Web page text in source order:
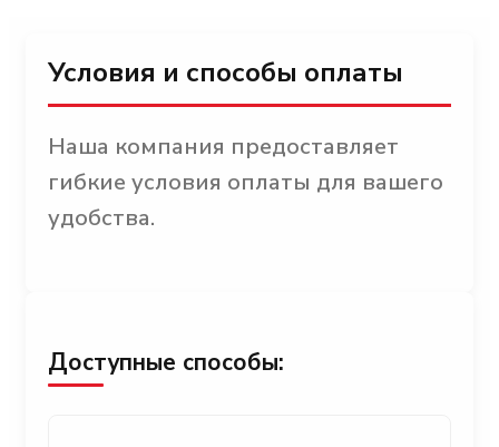
Условия и способы оплаты
Наша компания предоставляет
гибкие условия оплаты для вашего
удобства.
Доступные способы: